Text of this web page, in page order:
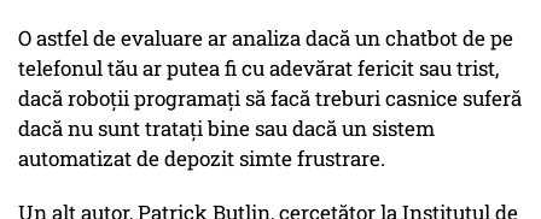
O astfel de evaluare ar analiza dacă un chatbot de pe
telefonul tău ar putea fi cu adevărat fericit sau trist,
dacă roboții programați să facă treburi casnice suferă
dacă nu sunt tratați bine sau dacă un sistem
automatizat de depozit simte frustrare.
Un alt autor, Patrick Butlin, cercetător la Institutul de